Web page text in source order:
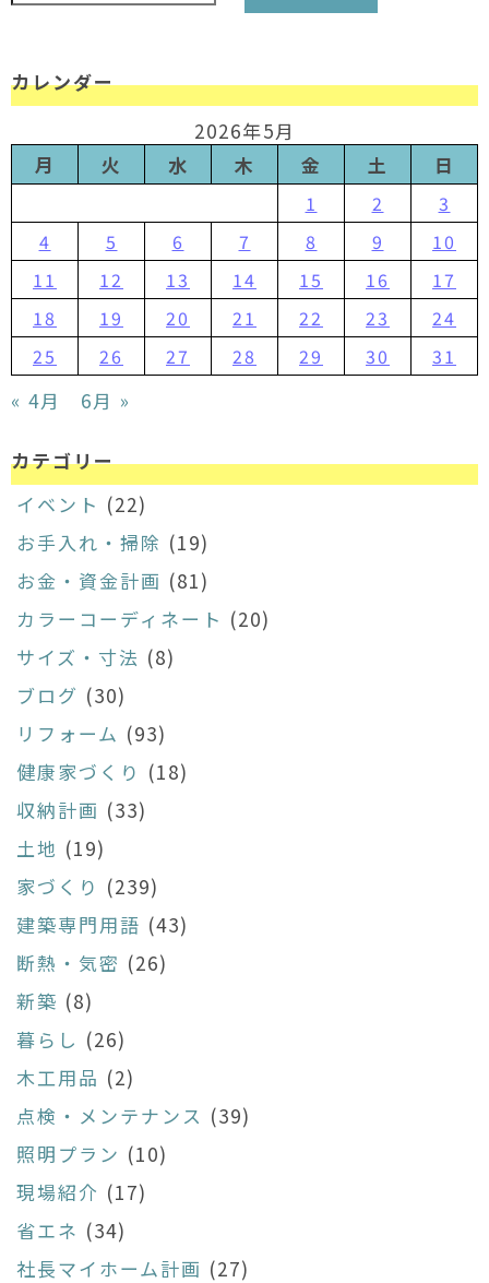
カレンダー
2026年5月
月
火 水 木 金 土 日
1 2
3
4
5 6 7 8 9
10
11
12 13 14 15 16
17
18
19 20 21 22 23
24
25
26 27 28 29 30 31
« 4月 6月 »
カテゴリー
イベント (22)
お手入れ・掃除 (19)
お金・資金計画 (81)
カラーコーディネート (20)
サイズ・寸法 (8)
ブログ (30)
リフォーム (93)
健康家づくり (18)
収納計画 (33)
土地 (19)
家づくり (239)
建築専門用語 (43)
断熱・気密 (26)
新築 (8)
暮らし (26)
木工用品 (2)
点検・メンテナンス (39)
照明プラン (10)
現場紹介 (17)
省エネ (34)
社長マイホーム計画 (27)